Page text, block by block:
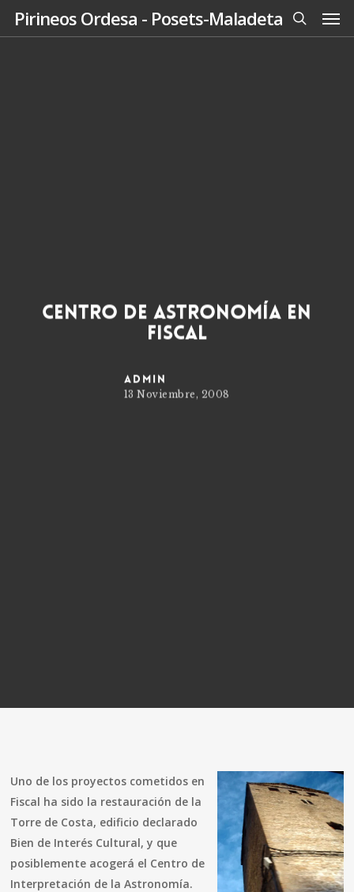
SkipPirineos Ordesa - Posets-Maladeta
search
Centro de Astronomía en
Fiscal
admin
13 Noviembre, 2008
Uno de los proyectos cometidos en
Fiscal ha sido la restauración de la
Torre de Costa, edificio declarado
Bien de Interés Cultural, y que
posiblemente acogerá el Centro de
Interpretación de la Astronomía.